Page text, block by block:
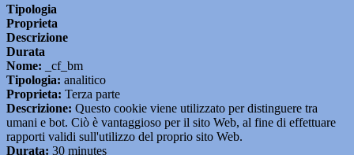
Tipologia
Proprieta
Descrizione
Durata
Nome: _cf_bm
Tipologia: analitico
Proprieta: Terza parte
Descrizione: Questo cookie viene utilizzato per distinguere tra
umani e bot. Ciò è vantaggioso per il sito Web, al fine di effettuare
rapporti validi sull'utilizzo del proprio sito Web.
Durata: 30 minutes